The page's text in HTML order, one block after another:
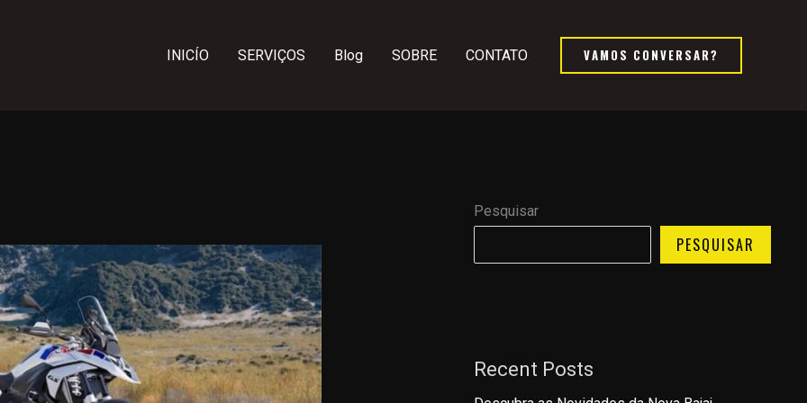
INICÍO SERVIÇOS Blog SOBRE CONTATO VAMOS CONVERSAR?
Pesquisar
PESQUISAR
Recent Posts